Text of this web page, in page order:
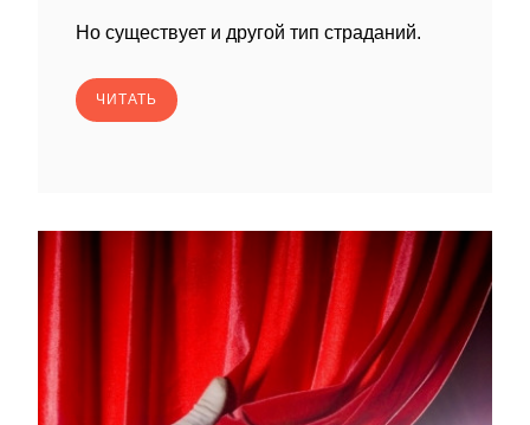
Но существует и другой тип страданий.
ЧИТАТЬ